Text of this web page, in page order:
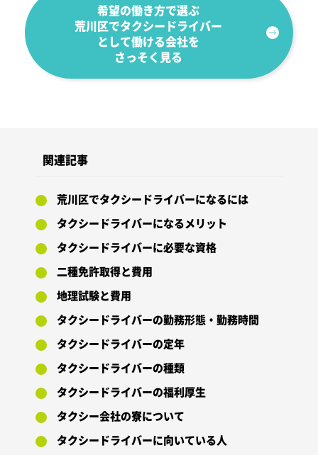
希望の働き方で選ぶ
荒川区でタクシードライバー
として働ける会社を
さっそく見る
関連記事
荒川区でタクシードライバーになるには
タクシードライバーになるメリット
タクシードライバーに必要な資格
二種免許取得と費用
地理試験と費用
タクシードライバーの勤務形態・勤務時間
タクシードライバーの定年
タクシードライバーの種類
タクシードライバーの福利厚生
タクシー会社の寮について
タクシードライバーに向いている人